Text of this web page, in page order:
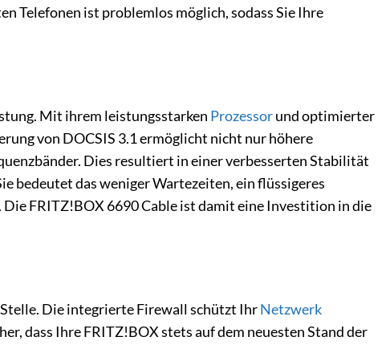
Telefonen ist problemlos möglich, sodass Sie Ihre
Mit ihrem leistungsstarken Prozessorund optimierter
von DOCSIS 3.1 ermöglicht nicht nur höhere
Dies resultiert in einer verbesserten Stabilität
bedeutet das weniger Wartezeiten, ein flüssigeres
FRITZ!BOX 6690 Cable ist damit eine Investition in die
Die integrierte Firewall schützt IhrNetzwerk
dass Ihre FRITZ!BOX stets auf dem neuesten Stand der